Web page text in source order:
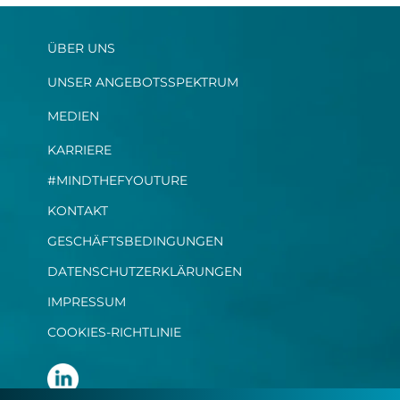
ÜBER UNS
UNSER ANGEBOTSSPEKTRUM
MEDIEN
KARRIERE
#MINDTHEFYOUTURE
KONTAKT
GESCHÄFTSBEDINGUNGEN
DATENSCHUTZERKLÄRUNGEN
IMPRESSUM
COOKIES-RICHTLINIE